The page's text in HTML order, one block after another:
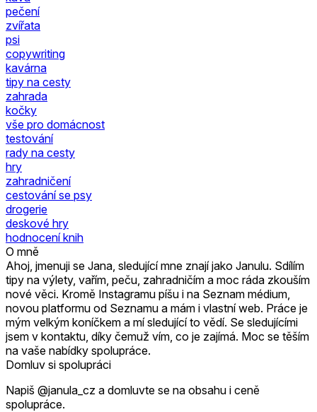
pečení
zvířata
psi
copywriting
kavárna
tipy na cesty
zahrada
kočky
vše pro domácnost
testování
rady na cesty
hry
zahradničení
cestování se psy
drogerie
deskové hry
hodnocení knih
O mně
Ahoj, jmenuji se Jana, sledující mne znají jako Janulu. Sdílím
tipy na výlety, vařím, peču, zahradničím a moc ráda zkouším
nové věci. Kromě Instagramu píšu i na Seznam médium,
novou platformu od Seznamu a mám i vlastní web. Práce je
mým velkým koníčkem a mí sledující to vědí. Se sledujícími
jsem v kontaktu, díky čemuž vím, co je zajímá. Moc se těším
na vaše nabídky spolupráce.
Domluv si spolupráci
Napiš @janula_cz a domluvte se na obsahu i ceně
spolupráce.